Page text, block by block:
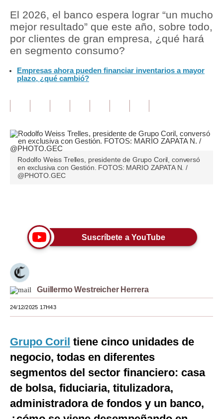
Finanzas Personales
Inmobiliarias
Plus G
Opinión
Pregunta de hoy
Blogs
Tendencias
Lujo
Estilos
EEUU
México
España
Tecnología
Club del Suscriptor
Mix
G de Gestión
El 2026, el banco espera lograr “un mucho
mejor resultado” que este año, sobre todo,
por clientes de gran empresa, ¿qué hará
en segmento consumo?
Empresas ahora pueden financiar inventarios a mayor
plazo, ¿qué cambió?
Rodolfo Weiss Trelles, presidente de Grupo Coril, conversó
en exclusiva con Gestión. FOTOS: MARIO ZAPATA N. /
@PHOTO.GEC
Suscríbete a YouTube
Guillermo Westreicher Herrera
24/12/2025 17H43
Grupo Coril tiene cinco unidades de
negocio, todas en diferentes
segmentos del sector financiero: casa
de bolsa, fiduciaria, titulizadora,
administradora de fondos y un banco,